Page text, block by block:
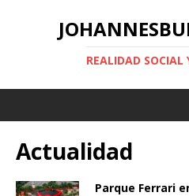
REALIDAD SOCIAL
Actualidad
Parque Ferrari